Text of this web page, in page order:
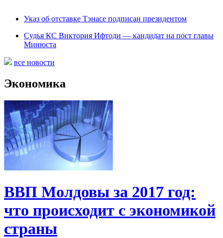
Указ об отставке Тэнасе подписан президентом
Судья КС Виктория Ифтоди — кандидат на пост главы
Минюста
все новости
Экономика
ВВП Молдовы за 2017 год:
что происходит с экономикой
страны